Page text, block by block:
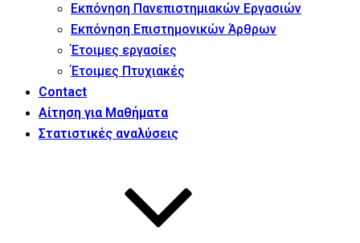
Εκπόνηση Πανεπιστημιακών Εργασιών
Εκπόνηση Επιστημονικών Άρθρων
Έτοιμες εργασίες
Έτοιμες Πτυχιακές
Contact
Αίτηση για Μαθήματα
Στατιστικές αναλύσεις